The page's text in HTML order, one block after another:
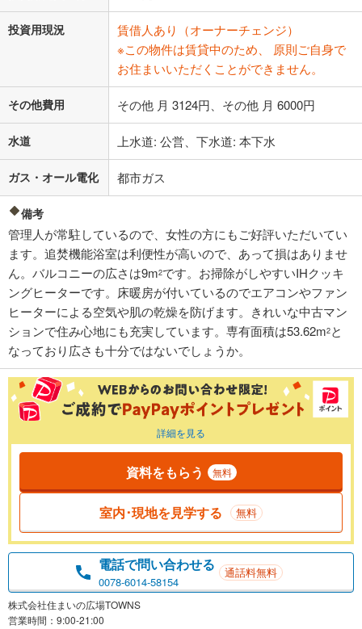
投資用現況
賃借人あり（オーナーチェンジ）
※この物件は賃貸中のため、 原則ご自身で
お住まいいただくことができません。
その他費用 その他 月 3124円、その他 月 6000円
水道 上水道: 公営、下水道: 本下水
ガス・オール電化 都市ガス
備考
管理人が常駐しているので、女性の方にもご好評いただいてい
ます。追焚機能浴室は利便性が高いので、あって損はありませ
ん。バルコニーの広さは9m2です。お掃除がしやすいIHクッキ
ングヒーターです。床暖房が付いているのでエアコンやファン
ヒーターによる空気や肌の乾燥を防げます。きれいな中古マン
ションで住み心地にも充実しています。専有面積は53.62m2と
なっており広さも十分ではないでしょうか。
詳細を見る
資料をもらう 無料
室内･現地を見学する 無料
電話で問い合わせる
0078-6014-58154
通話料無料
株式会社住まいの広場TOWNS
営業時間：9:00-21:00